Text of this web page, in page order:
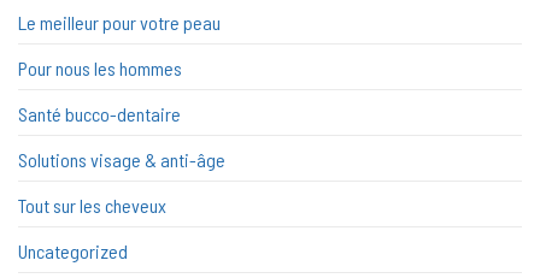
Le meilleur pour votre peau
Pour nous les hommes
Santé bucco-dentaire
Solutions visage & anti-âge
Tout sur les cheveux
Uncategorized